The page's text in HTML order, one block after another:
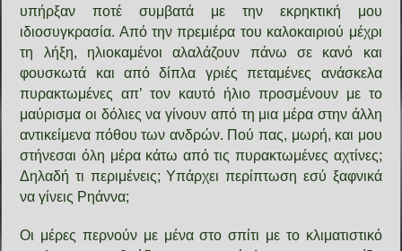
υπήρξαν ποτέ συμβατά με την εκρηκτική μου
ιδιοσυγκρασία. Από την πρεμιέρα του καλοκαιριού μέχρι
τη λήξη, ηλιοκαμένοι αλαλάζουν πάνω σε κανό και
φουσκωτά και από δίπλα γριές πεταμένες ανάσκελα
πυρακτωμένες απ’ τον καυτό ήλιο προσμένουν με το
μαύρισμα οι δόλιες να γίνουν από τη μια μέρα στην άλλη
αντικείμενα πόθου των ανδρών. Πού πας, μωρή, και μου
στήνεσαι όλη μέρα κάτω από τις πυρακτωμένες αχτίνες;
Δηλαδή τι περιμένεις; Υπάρχει περίπτωση εσύ ξαφνικά
να γίνεις Ρηάννα;
Οι μέρες περνούν με μένα στο σπίτι με το κλιματιστικό